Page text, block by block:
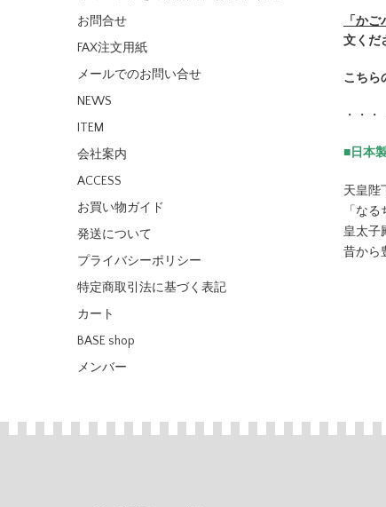
「か
文くだ
こちら
・・
■日本
天皇陛
「な
皇太子
昔から
お問合せ
FAX注文用紙
メールでのお問い合せ
NEWS
ITEM
会社案内
ACCESS
お買い物ガイド
発送について
プライバシーポリシー
特定商取引法に基づく表記
カート
BASE shop
メンバー